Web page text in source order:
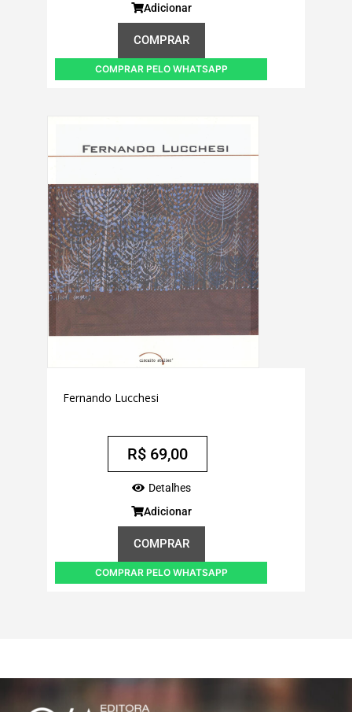
Adicionar
COMPRAR
COMPRAR PELO WHATSAPP
Fernando Lucchesi
R$69,00
Detalhes
Adicionar
COMPRAR
COMPRAR PELO WHATSAPP